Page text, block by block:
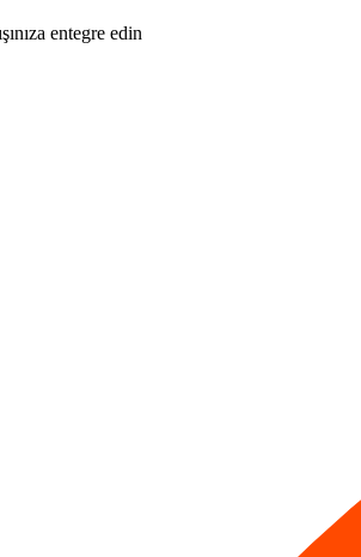
entegre edin